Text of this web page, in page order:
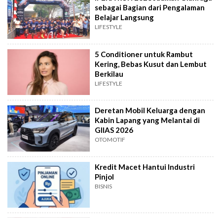
sebagai Bagian dari Pengalaman
Belajar Langsung
LIFESTYLE
5 Conditioner untuk Rambut
Kering, Bebas Kusut dan Lembut
Berkilau
LIFESTYLE
Deretan Mobil Keluarga dengan
Kabin Lapang yang Melantai di
GIIAS 2026
OTOMOTIF
Kredit Macet Hantui Industri
Pinjol
BISNIS